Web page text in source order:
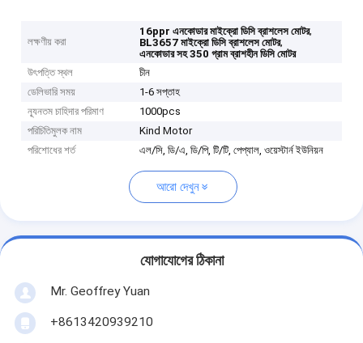
লক্ষণীয় করা
16ppr এনকোডার মাইক্রো ডিসি ব্রাশলেস মোটর,
BL3657 মাইক্রো ডিসি ব্রাশলেস মোটর,
এনকোডার সহ 350 গ্রাম ব্রাশহীন ডিসি মোটর
উৎপত্তি স্থল
চীন
ডেলিভারি সময়
1-6 সপ্তাহ
ন্যূনতম চাহিদার পরিমাণ
1000pcs
পরিচিতিমুলক নাম
Kind Motor
পরিশোধের শর্ত
এল/সি, ডি/এ, ডি/পি, টি/টি, পেপ্যাল, ওয়েস্টার্ন ইউনিয়ন
আরো দেখুন
যোগাযোগের ঠিকানা
Mr. Geoffrey Yuan
+8613420939210